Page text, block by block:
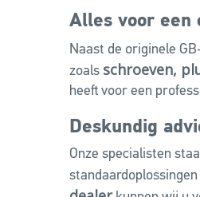
Alles voor een
Naast de originele
zoals schroeven,
heeft voor een
Deskundig
Onze specialisten